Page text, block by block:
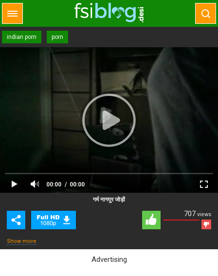
indian porn porn
00:00 00:00
707views
गर्म नागपुर जोड़ों
Show more
Advertising